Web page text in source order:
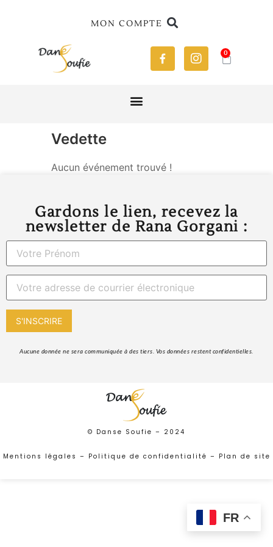
MON COMPTE
0
Vedette
Aucun événement trouvé !
Gardons le lien, recevez la
newsletter de Rana Gorgani :
© Danse Soufie – 2024
Mentions légales – Politique de confidentialité – Plan de site
FR